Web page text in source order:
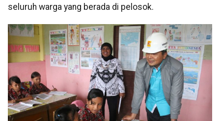
seluruh warga yang berada di pelosok.